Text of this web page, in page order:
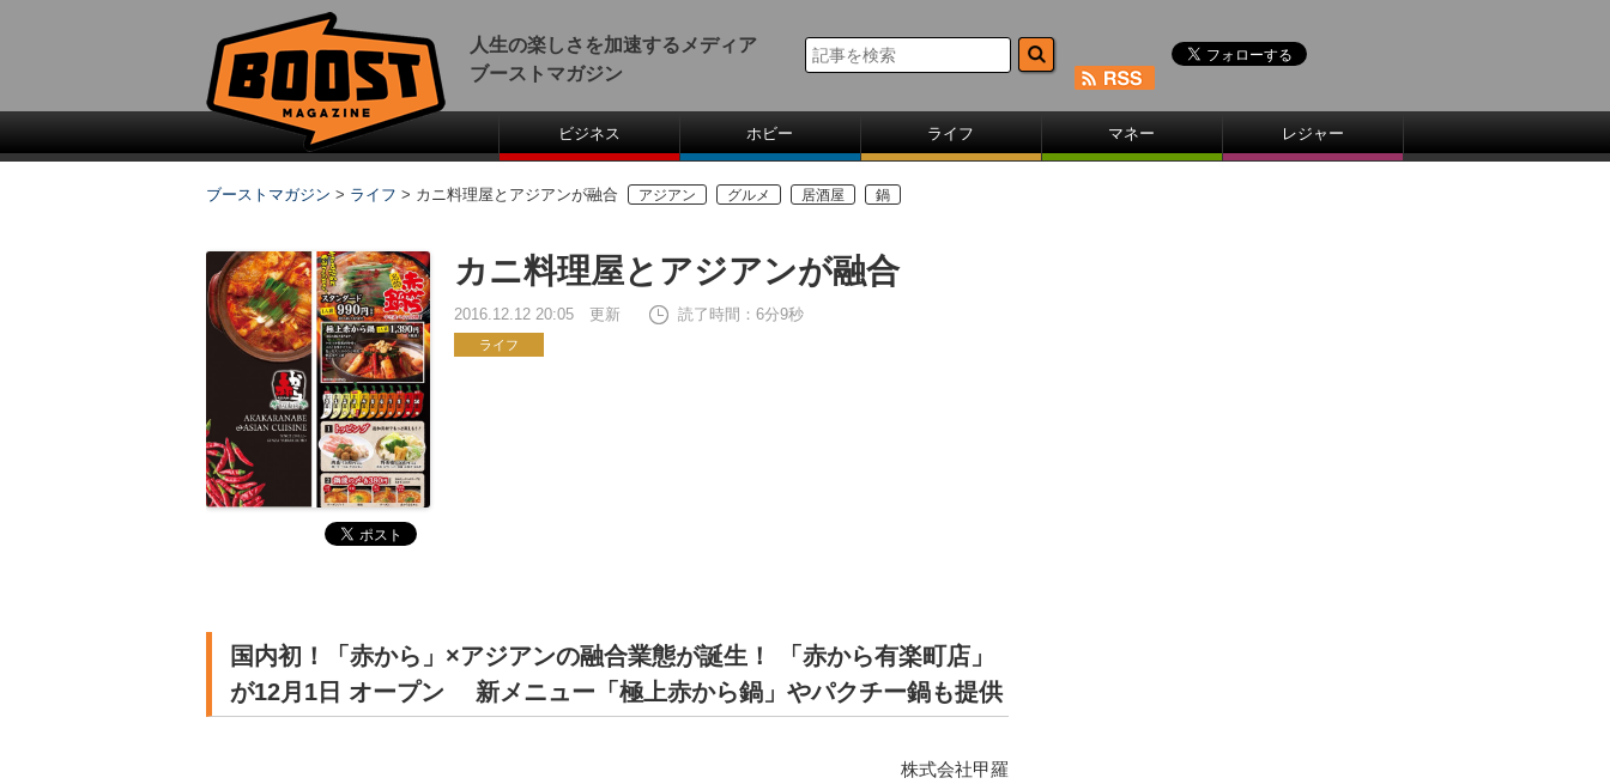
人生の楽しさを加速するメディア
ブーストマガジン
ビジネス ホビー ライフ マネー レジャー
ブーストマガジン > ライフ > カニ料理屋とアジアンが融合 アジアン グルメ 居酒屋 鍋
カニ料理屋とアジアンが融合
2016.12.12 20:05 更新 読了時間：6分9秒
ライフ
国内初！「赤から」×アジアンの融合業態が誕生！ 「赤から有楽町店」
が12月1日 オープン 新メニュー「極上赤から鍋」やパクチー鍋も提供
株式会社甲羅